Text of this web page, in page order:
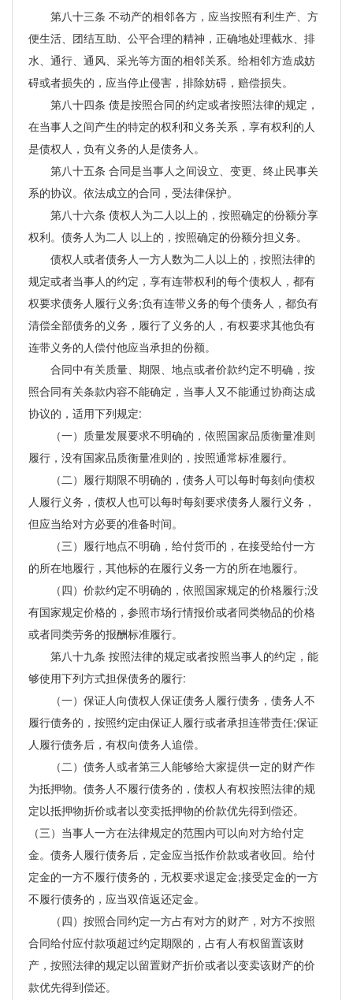
第八十三条 不动产的相邻各方，应当按照有利生产、方
便生活、团结互助、公平合理的精神，正确地处理截水、排
水、通行、通风、采光等方面的相邻关系。给相邻方造成妨
碍或者损失的，应当停止侵害，排除妨碍，赔偿损失。
第八十四条 债是按照合同的约定或者按照法律的规定，
在当事人之间产生的特定的权利和义务关系，享有权利的人
是债权人，负有义务的人是债务人。
第八十五条 合同是当事人之间设立、变更、终止民事关
系的协议。依法成立的合同，受法律保护。
第八十六条 债权人为二人以上的，按照确定的份额分享
权利。债务人为二人 以上的，按照确定的份额分担义务。
债权人或者债务人一方人数为二人以上的，按照法律的
规定或者当事人的约定，享有连带权利的每个债权人，都有
权要求债务人履行义务;负有连带义务的每个债务人，都负有
清偿全部债务的义务，履行了义务的人，有权要求其他负有
连带义务的人偿付他应当承担的份额。
合同中有关质量、期限、地点或者价款约定不明确，按
照合同有关条款内容不能确定，当事人又不能通过协商达成
协议的，适用下列规定:
（一）质量发展要求不明确的，依照国家品质衡量准则
履行，没有国家品质衡量准则的，按照通常标准履行。
（二）履行期限不明确的，债务人可以每时每刻向债权
人履行义务，债权人也可以每时每刻要求债务人履行义务，
但应当给对方必要的准备时间。
（三）履行地点不明确，给付货币的，在接受给付一方
的所在地履行，其他标的在履行义务一方的所在地履行。
（四）价款约定不明确的，依照国家规定的价格履行;没
有国家规定价格的，参照市场行情报价或者同类物品的价格
或者同类劳务的报酬标准履行。
第八十九条 按照法律的规定或者按照当事人的约定，能
够使用下列方式担保债务的履行:
（一）保证人向债权人保证债务人履行债务，债务人不
履行债务的，按照约定由保证人履行或者承担连带责任;保证
人履行债务后，有权向债务人追偿。
（二）债务人或者第三人能够给大家提供一定的财产作
为抵押物。债务人不履行债务的，债权人有权按照法律的规
定以抵押物折价或者以变卖抵押物的价款优先得到偿还。
（三）当事人一方在法律规定的范围内可以向对方给付定
金。债务人履行债务后，定金应当抵作价款或者收回。给付
定金的一方不履行债务的，无权要求退定金;接受定金的一方
不履行债务的，应当双倍返还定金。
（四）按照合同约定一方占有对方的财产，对方不按照
合同给付应付款项超过约定期限的，占有人有权留置该财
产，按照法律的规定以留置财产折价或者以变卖该财产的价
款优先得到偿还。